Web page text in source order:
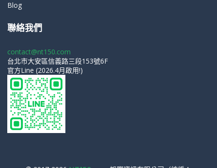
Blog
聯絡我們
contact@nt150.com
台北市大安區信義路三段153號6F
官方Line (2026.4月啟用!)